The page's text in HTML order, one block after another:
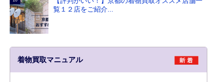
覧１２店をご紹介...
着物買取マニュアル